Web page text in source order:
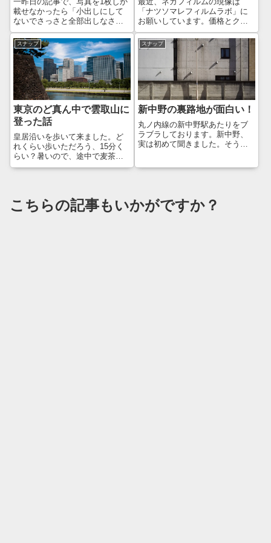
載せなかったら「小出しにして
ないでさっさと全部出しなさ
い！」とたしなめられてしまっ
たので、一気にご紹介します。
「モノクロで撮れば迫力が出る
だろう」という安易な気持ちで
モノクローム機を持っていきま
したが、そううま...
「ナツソマレフィルムラボ」に
お願いしています。価格とクオ
リティのバランス、交通費を考
えると、今のところ、こちらに
お願いするのが最適解。慣れた
もので、もう3回はお邪魔して現
像をお願いしています。この日
も、一旦フィルム...
スナップ
東京のど真ん中で雲取山に
登った話
皇居沿いを歩いて来ました。ど
れくらい歩いただろう、15分く
らい？暑いので、途中で麦茶を
飲みながら、被写体を探しなが
「さくらだもんっ♪」と書くとか
わいいですが、...
スナップ
新中野の裏路地が面白い！
丸ノ内線の新中野駅あたりをブ
ラブラしております。新中野、
実は初めて聞きました。そうい
窪駅から丸ノ内線に乗りました
で、そりゃ記憶に...
こちらの記事もいかがですか？